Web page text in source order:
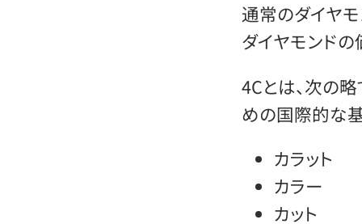
通常のダイヤモ
ダイヤモンド
4Cとは、次の
めの国際的な
カラット
カラー
カット